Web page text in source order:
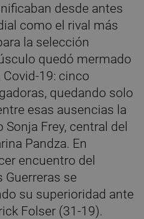
desde antes
como el rival más
la selección
quedó mermado
19: cinco
quedando solo
esas ausencias la
Frey, central del
Pandza. En
encuentro del
Guerreras se
su superioridad ante
Folser (31-19).